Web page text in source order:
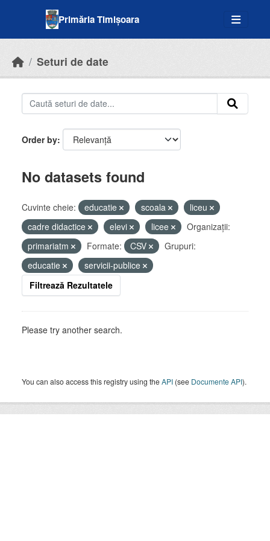
Primăria Timișoara
Seturi de date
Order by
No datasets found
Cuvinte cheie: educatie scoala
liceu
cadre didactice
elevi licee
Organizații:
primariatm
Formate: CSV
Grupuri:
educatie
servicii-publice
Filtrează Rezultatele
Please try another search.
You can also access this registry using theAPI (see Documente API).